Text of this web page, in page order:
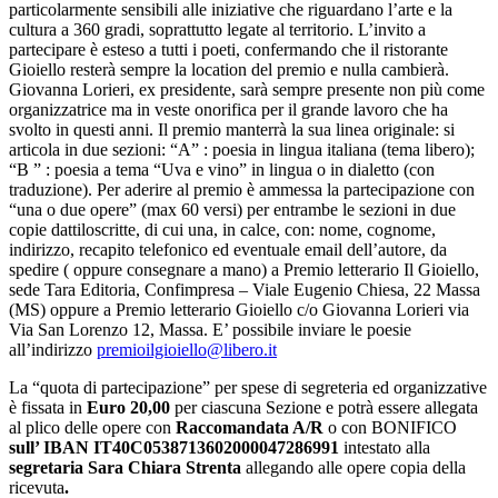
particolarmente sensibili alle iniziative che riguardano l’arte e la
cultura a 360 gradi, soprattutto legate al territorio. L’invito a
partecipare è esteso a tutti i poeti, confermando che il ristorante
Gioiello resterà sempre la location del premio e nulla cambierà.
Giovanna Lorieri, ex presidente, sarà sempre presente non più come
organizzatrice ma in veste onorifica per il grande lavoro che ha
svolto in questi anni. Il premio manterrà la sua linea originale: si
articola in due sezioni: “A” : poesia in lingua italiana (tema libero);
“B ” : poesia a tema “Uva e vino” in lingua o in dialetto (con
traduzione). Per aderire al premio è ammessa la partecipazione con
“una o due opere” (max 60 versi) per entrambe le sezioni in due
copie dattiloscritte, di cui una, in calce, con: nome, cognome,
indirizzo, recapito telefonico ed eventuale email dell’autore, da
spedire ( oppure consegnare a mano) a Premio letterario Il Gioiello,
sede Tara Editoria, Confimpresa – Viale Eugenio Chiesa, 22 Massa
(MS) oppure a Premio letterario Gioiello c/o Giovanna Lorieri via
Via San Lorenzo 12, Massa. E’ possibile inviare le poesie
all’indirizzo premioilgioiello@libero.it
La “quota di partecipazione” per spese di segreteria ed organizzative
è fissata in Euro 20,00 per ciascuna Sezione e potrà essere allegata
al plico delle opere con Raccomandata A/R o con BONIFICO
sull’ IBAN IT40C0538713602000047286991 intestato alla
segretaria Sara Chiara Strenta allegando alle opere copia della
ricevuta.